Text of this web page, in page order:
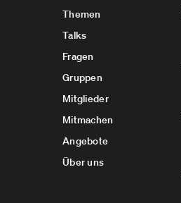
Themen
Talks
Fragen
Gruppen
Mitglieder
Mitmachen
Angebote
Über uns